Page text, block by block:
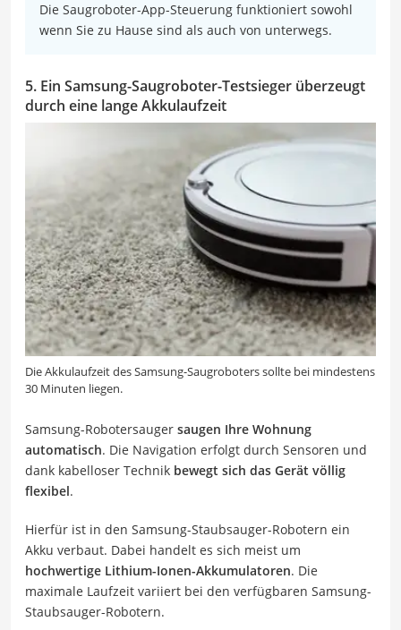
Die Saugroboter-App-Steuerung funktioniert sowohl
wenn Sie zu Hause sind als auch von unterwegs.
5. Ein Samsung-Saugroboter-Testsieger überzeugt
durch eine lange Akkulaufzeit
Die Akkulaufzeit des Samsung-Saugroboters sollte bei mindestens
30 Minuten liegen.
Samsung-Robotersauger saugen Ihre Wohnung
automatisch. Die Navigation erfolgt durch Sensoren und
dank kabelloser Technik bewegt sich das Gerät völlig
flexibel.
Hierfür ist in den Samsung-Staubsauger-Robotern ein
Akku verbaut. Dabei handelt es sich meist um
hochwertige Lithium-Ionen-Akkumulatoren. Die
maximale Laufzeit variiert bei den verfügbaren Samsung-
Staubsauger-Robotern.